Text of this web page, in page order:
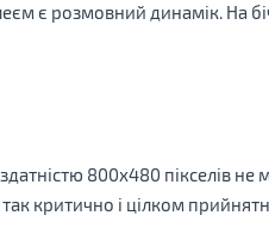
є розмовний динамік. На
800х480 пікселів не
критично і цілком